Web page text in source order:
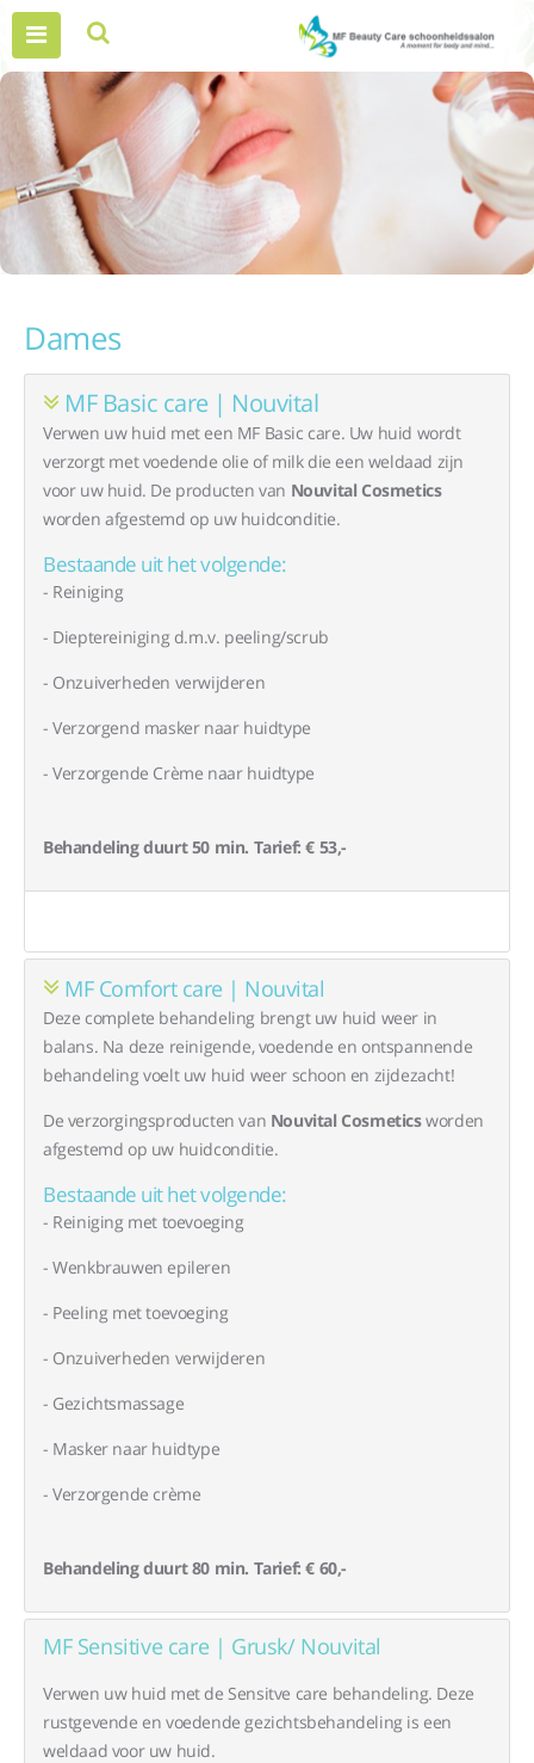
Dames
MF Basic care | Nouvital
Verwen uw huid met een MF Basic care. Uw huid wordt
verzorgt met voedende olie of milk die een weldaad zijn
voor uw huid. De producten van Nouvital Cosmetics
worden afgestemd op uw huidconditie.
Bestaande uit het volgende:
- Reiniging
- Dieptereiniging d.m.v. peeling/scrub
- Onzuiverheden verwijderen
- Verzorgend masker naar huidtype
- Verzorgende Crème naar huidtype
Behandeling duurt 50 min. Tarief: € 53,-
MF Comfort care | Nouvital
Deze complete behandeling brengt uw huid weer in
balans. Na deze reinigende, voedende en ontspannende
behandeling voelt uw huid weer schoon en zijdezacht!
De verzorgingsproducten van Nouvital Cosmeticsworden
afgestemd op uw huidconditie.
Bestaande uit het volgende:
- Reiniging met toevoeging
- Wenkbrauwen epileren
- Peeling met toevoeging
- Onzuiverheden verwijderen
- Gezichtsmassage
- Masker naar huidtype
- Verzorgende crème
Behandeling duurt 80 min. Tarief: € 60,-
MF Sensitive care | Grusk/ Nouvital
Verwen uw huid met de Sensitve care behandeling. Deze
rustgevende en voedende gezichtsbehandeling is een
weldaad voor uw huid.